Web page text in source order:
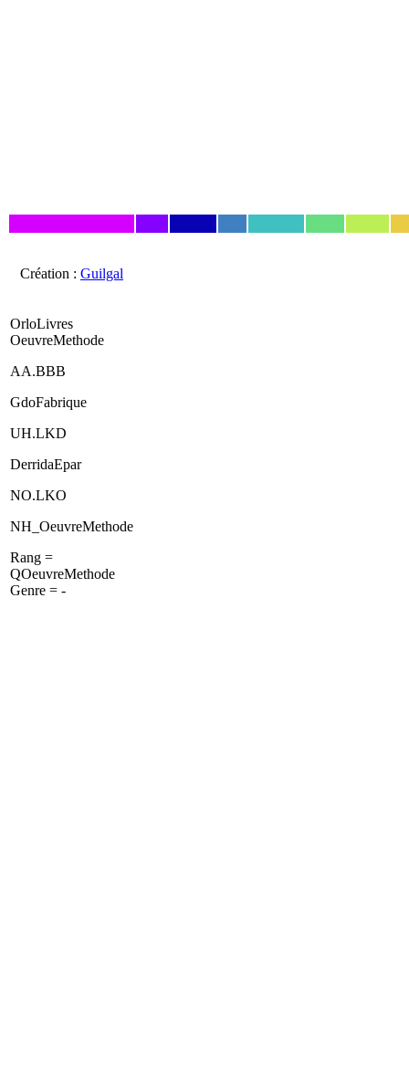
Création : Guilgal
OrloLivres
OeuvreMethode
AA.BBB
GdoFabrique
UH.LKD
DerridaEpar
NO.LKO
NH_OeuvreMethode
Rang =
QOeuvreMethode
Genre = -